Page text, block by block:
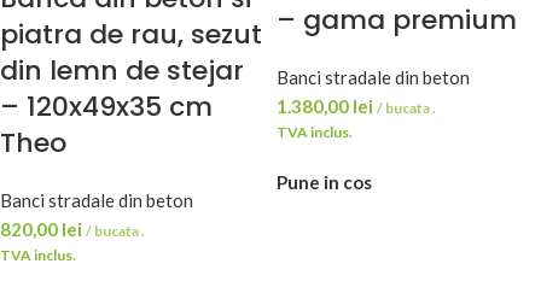
piatra de rau, sezut
din lemn de stejar
– 120x49x35 cm
Theo
Banci stradale din beton
820,00 lei / bucata .
TVA inclus.
– gama premium
Banci stradale din beton
1.380,00 lei / bucata .
TVA inclus.
Pune in cos